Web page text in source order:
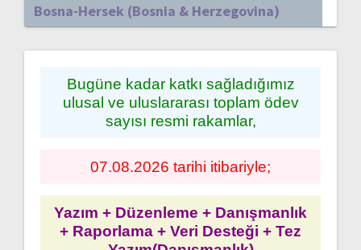
Bosna-Hersek (Bosnia & Herzegovina)
Bugüne kadar katkı sağladığımız
ulusal ve uluslararası toplam ödev
sayısı resmi rakamlar,
07.08.2026 tarihi itibariyle;
Yazım + Düzenleme + Danışmanlık
+ Raporlama + Veri Desteği + Tez